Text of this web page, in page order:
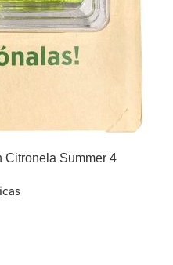
Citronela Summer 4